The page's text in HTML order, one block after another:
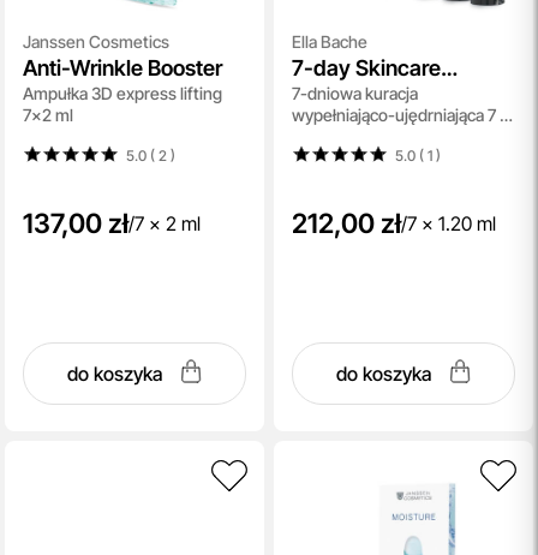
Janssen Cosmetics
Anti-Wrinkle Booster
Ampułka 3D express lifting
7x2 ml
5.0 ( 2 )
137,00 zł/7 x 2 ml
do koszyka
Ella Bache
7-day Skincare
Treatment
7-dniowa kuracja
wypełniająco-ujędrniająca 7 x
5.0 ( 1)
212,00 zł/7 x 1.20 ml
do koszyka